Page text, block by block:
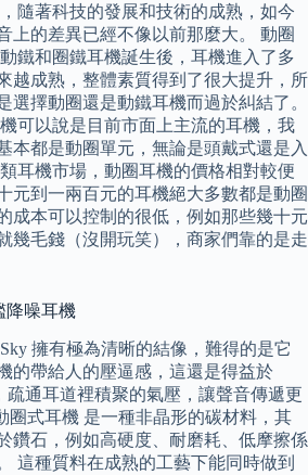
隨著科技的發展和技術的成熟，如今
上的差異已經不像以前那麼大。 動圈
鐵和圈鐵耳機誕生後，耳機進入了多
越成熟，整體素質得到了很大提升，所
選擇動圈還是動鐵耳機而過於糾結了。
可以說是目前市面上主流的耳機，我
本都是動圈單元，無論是頭戴式還是入
耳機市場，動圈耳機的價格相對較便
元到一兩百元的耳機絕大多數都是動圈
成本可以控制的很低，例如那些幾十元
幾毛錢（沒開玩笑），商家們靠的是走
降噪耳機
擁有極為清晰的結像，難得的是它
的帶給人的壓逼感，這還是得益於
疏通耳道裡積聚的氣壓，讓聲音傳遞更
圈式耳機 是一種非晶形的碳材料，其
鑽石，例如高硬度、耐磨耗、低摩擦係
這種質料在成熟的工藝下能同時做到